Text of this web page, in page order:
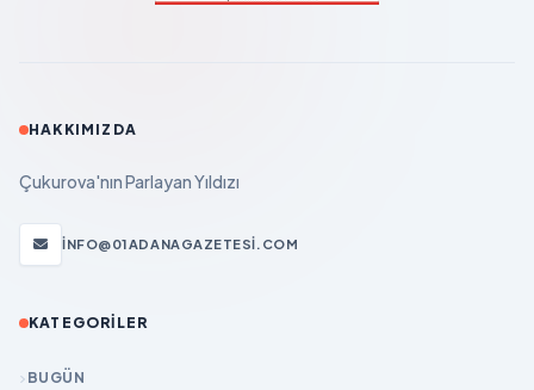
HAKKIMIZDA
Çukurova'nın Parlayan Yıldızı
INFO@01ADANAGAZETESI.COM
KATEGORILER
BUGÜN